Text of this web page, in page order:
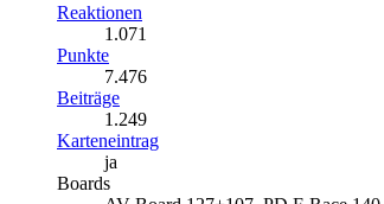
Reaktionen
1.071
Punkte
7.476
Beiträge
1.249
Karteneintrag
ja
Boards